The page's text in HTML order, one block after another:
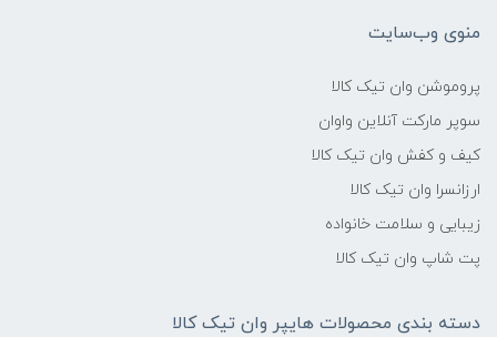
منوی وب‌سایت
پروموشن وان تیک کالا
سوپر مارکت آنلاین واوان
کیف و کفش وان تیک کالا
ارزانسرا وان تیک کالا
زیبایی و سلامت خانواده
پت شاپ وان تیک کالا
دسته بندی محصولات هایپر وان تیک کالا